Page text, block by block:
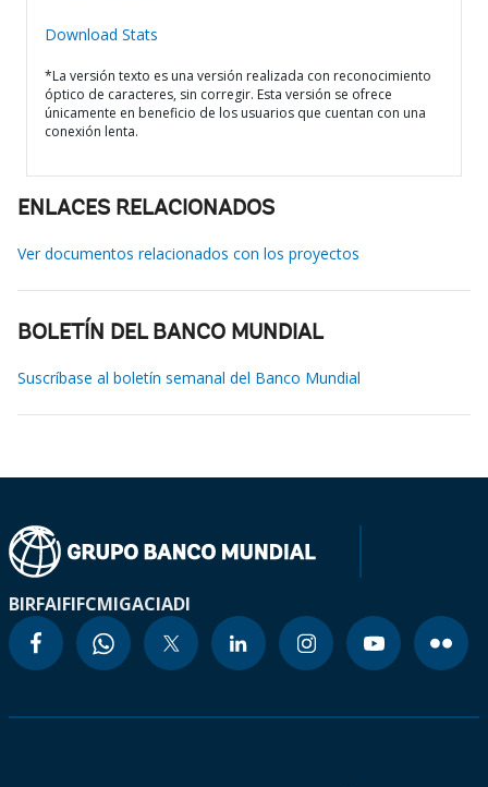
Download Stats
*La versión texto es una versión realizada con reconocimiento
óptico de caracteres, sin corregir. Esta versión se ofrece
únicamente en beneficio de los usuarios que cuentan con una
conexión lenta.
ENLACES RELACIONADOS
Ver documentos relacionados con los proyectos
BOLETÍN DEL BANCO MUNDIAL
Suscríbase al boletín semanal del Banco Mundial
BIRFAIFIFCMIGACIADI